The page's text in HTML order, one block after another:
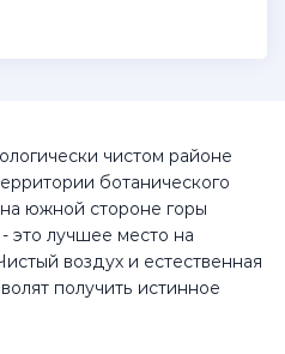
чистом районе
ботанического
южной стороне горы
лучшее место на
воздух и естественная
получить истинное